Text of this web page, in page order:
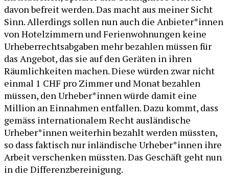
davon befreit werden. Das macht aus meiner Sicht
Sinn. Allerdings sollen nun auch die Anbieter*innen
von Hotelzimmern und Ferienwohnungen keine
Urheberrechtsabgaben mehr bezahlen müssen für
das Angebot, das sie auf den Geräten in ihren
Räumlichkeiten machen. Diese würden zwar nicht
einmal 1 CHF pro Zimmer und Monat bezahlen
müssen, den Urheber*innen würde damit eine
Million an Einnahmen entfallen. Dazu kommt, dass
gemäss internationalem Recht ausländische
Urheber*innen weiterhin bezahlt werden müssten,
so dass faktisch nur inländische Urheber*innen ihre
Arbeit verschenken müssten. Das Geschäft geht nun
in die Differenzbereinigung.